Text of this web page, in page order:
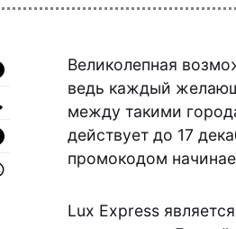
Великолепная
ведь каждый
между такими
действует до 17
промокодом
Lux Express